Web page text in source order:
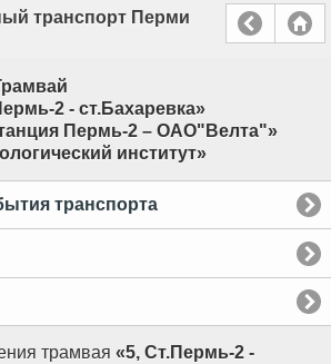
транспорт Перми
2 - ст.Бахаревка»
Пермь-2 – ОАО"Велта"»
институт»
транспорта
трамвая «5, Ст.Пермь-2 -